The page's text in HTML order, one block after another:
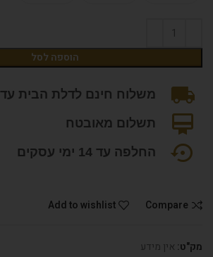
הוספה לסל
משלוח חינם לדלת הבית עד 5 ימי עסקים
תשלום מאובטח
החלפה עד 14 ימי עסקים
Compare
Add to wishlist
מק"ט: אין מידע